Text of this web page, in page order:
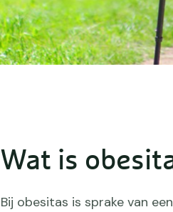
Wat is
Bij obesitas is sprake van